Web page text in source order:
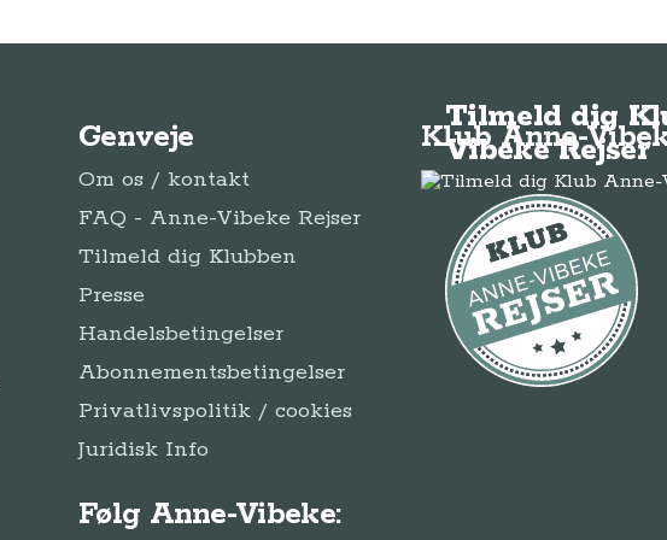
Genveje
Om os / kontakt
FAQ - Anne-Vibeke Rejser
Tilmeld dig Klubben
Presse
Handelsbetingelser
Abonnementsbetingelser
Privatlivspolitik / cookies
Juridisk Info
Følg Anne-Vibeke:
Klub Anne-
Tilmeld dig
Vibeke Rejser